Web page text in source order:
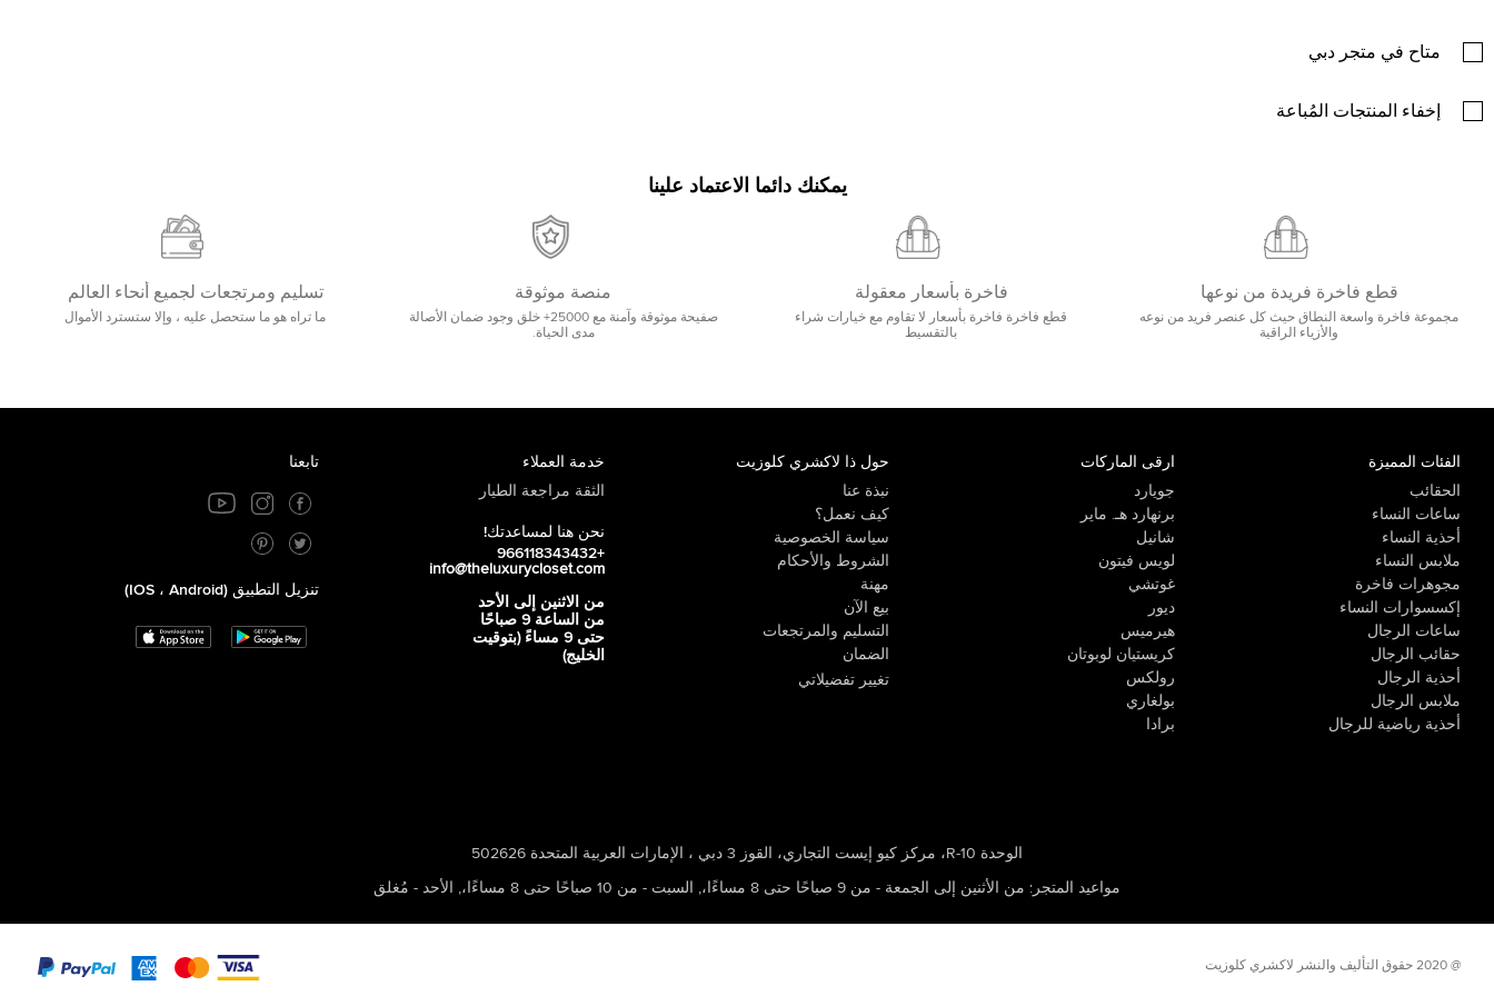
متاح في متجر دبي
إخفاء المنتجات المُباعة
يمكنك دائما الاعتماد علينا
قطع فاخرة فريدة من نوعها
مجموعة فاخرة واسعة النطاق حيث كل عنصر فريد من نوعه
والأزياء الراقية
فاخرة بأسعار معقولة
قطع فاخرة فاخرة بأسعار لا تقاوم مع خيارات شراء
بالتقسيط
منصة موثوقة
صفيحة موثوقة وآمنة مع 25000+ خلق وجود ضمان الأصالة
مدى الحياة.
تسليم ومرتجعات لجميع أنحاء العالم
ما تراه هو ما ستحصل عليه ، وإلا ستسترد الأموال
الفئات المميزة
الحقائب
ساعات النساء
أحذية النساء
ملابس النساء
مجوهرات فاخرة
إكسسوارات النساء
ساعات الرجال
حقائب الرجال
أحذية الرجال
ملابس الرجال
أحذية رياضية للرجال
ارقى الماركات
جويارد
برنهارد هـ. ماير
شانيل
لويس فيتون
غوتشي
ديور
هيرميس
كريستيان لوبوتان
رولكس
بولغاري
برادا
حول ذا لاكشري كلوزيت
نبذة عنا
كيف نعمل؟
سياسة الخصوصية
الشروط والأحكام
مهنة
بيع الآن
التسليم والمرتجعات
الضمان
تغيير تفضيلاتي
خدمة العملاء
الثقة مراجعة الطيار
نحن هنا لمساعدتك!
+966118343432
info@theluxurycloset.com
من الاثنين إلى الأحد
من الساعة 9 صباحًا
حتى 9 مساءً (بتوقيت
الخليج)
تابعنا
تنزيل التطبيق (iOS ، Android)
الوحدة R-10، مركز كيو إيست التجاري، القوز 3 دبي ، الإمارات العربية المتحدة 502626
مواعيد المتجر : من الأثنين إلى الجمعة - من 9 صباحًا حتى 8 مساءًا، , السبت - من 10 صباحًا حتى 8 مساءًا، , الأحد - مُغلق
@ 2020 حقوق التأليف والنشر لاكشري كلوزيت